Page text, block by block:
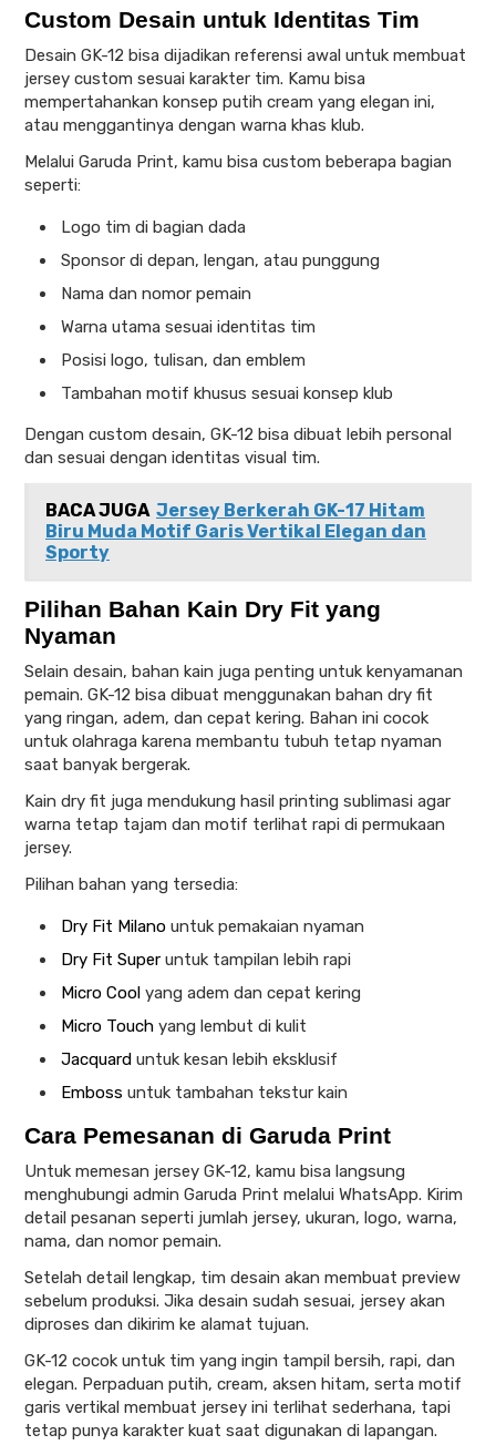
Custom Desain untuk Identitas Tim
Desain GK-12 bisa dijadikan referensi awal untuk membuat
jersey custom sesuai karakter tim. Kamu bisa
mempertahankan konsep putih cream yang elegan ini,
atau menggantinya dengan warna khas klub.
Melalui Garuda Print, kamu bisa custom beberapa bagian
seperti:
Logo tim di bagian dada
Sponsor di depan, lengan, atau punggung
Nama dan nomor pemain
Warna utama sesuai identitas tim
Posisi logo, tulisan, dan emblem
Tambahan motif khusus sesuai konsep klub
Dengan custom desain, GK-12 bisa dibuat lebih personal
dan sesuai dengan identitas visual tim.
BACA JUGA Jersey Berkerah GK-17 Hitam
Biru Muda Motif Garis Vertikal Elegan dan
Sporty
Pilihan Bahan Kain Dry Fit yang
Nyaman
Selain desain, bahan kain juga penting untuk kenyamanan
pemain. GK-12 bisa dibuat menggunakan bahan dry fit
yang ringan, adem, dan cepat kering. Bahan ini cocok
untuk olahraga karena membantu tubuh tetap nyaman
saat banyak bergerak.
Kain dry fit juga mendukung hasil printing sublimasi agar
warna tetap tajam dan motif terlihat rapi di permukaan
jersey.
Pilihan bahan yang tersedia:
Dry Fit Milano untuk pemakaian nyaman
Dry Fit Super untuk tampilan lebih rapi
Micro Cool yang adem dan cepat kering
Micro Touch yang lembut di kulit
Jacquard untuk kesan lebih eksklusif
Emboss untuk tambahan tekstur kain
Cara Pemesanan di Garuda Print
Untuk memesan jersey GK-12, kamu bisa langsung
menghubungi admin Garuda Print melalui WhatsApp. Kirim
detail pesanan seperti jumlah jersey, ukuran, logo, warna,
nama, dan nomor pemain.
Setelah detail lengkap, tim desain akan membuat preview
sebelum produksi. Jika desain sudah sesuai, jersey akan
diproses dan dikirim ke alamat tujuan.
GK-12 cocok untuk tim yang ingin tampil bersih, rapi, dan
elegan. Perpaduan putih, cream, aksen hitam, serta motif
garis vertikal membuat jersey ini terlihat sederhana, tapi
tetap punya karakter kuat saat digunakan di lapangan.